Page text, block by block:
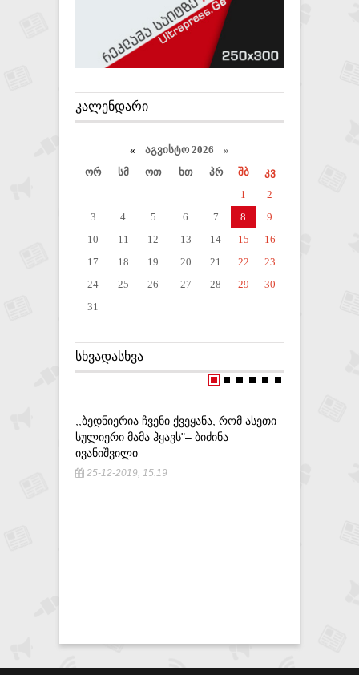
ᲙᲐᲚᲔᲜᲓᲐᲠᲘ
« აგვისტო 2026 »
ორ
სმ ოთ ხთ პრ შბ
კვ
1
2
3
4 5 6 7 8
9
10
11 12 13 14 15
16
17
18 19 20 21 22
23
24
25 26 27 28 29
30
31
ᲡᲮᲕᲐᲓᲐᲡᲮᲕᲐ
,,ᲑᲔᲓᲜᲘᲔᲠᲘᲐ ᲩᲕᲔᲜᲘ ᲥᲕᲔᲧᲐᲜᲐ, ᲠᲝᲛ ᲐᲡᲔᲗᲘ
ᲡᲣᲚᲘᲔᲠᲘ ᲛᲐᲛᲐ ᲰᲧᲐᲕᲡ"– ᲑᲘᲫᲘᲜᲐ
ᲘᲕᲐᲜᲘᲨᲕᲘᲚᲘ
25-12-2019, 15:19